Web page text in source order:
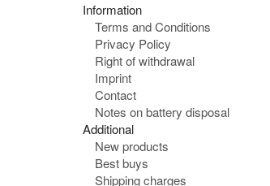
Information
Terms and Conditions
Privacy Policy
Right of withdrawal
Imprint
Contact
Notes on battery disposal
Additional
New products
Best buys
Shipping charges